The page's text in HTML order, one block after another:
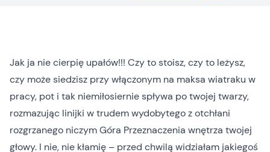
Jak ja nie cierpię upałów!!! Czy to stoisz, czy to leżysz,
czy może siedzisz przy włączonym na maksa wiatraku w
pracy, pot i tak niemiłosiernie spływa po twojej twarzy,
rozmazując linijki w trudem wydobytego z otchłani
rozgrzanego niczym Góra Przeznaczenia wnętrza twojej
głowy. I nie, nie kłamię – przed chwilą widziałam jakiegoś